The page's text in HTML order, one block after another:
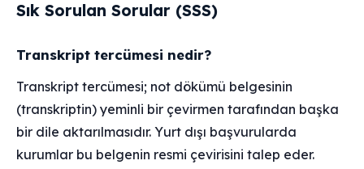
Sık Sorulan Sorular (SSS)
Transkript tercümesi nedir?
Transkript tercümesi; not dökümü belgesinin
(transkriptin) yeminli bir çevirmen tarafından başka
bir dile aktarılmasıdır. Yurt dışı başvurularda
kurumlar bu belgenin resmi çevirisini talep eder.